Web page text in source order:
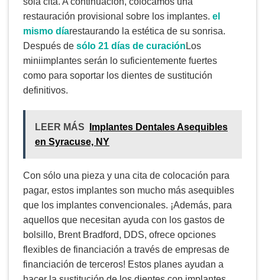
restauración provisional sobre los implantes. el
mismo díarestaurando la estética de su sonrisa.
Después de sólo 21 días de curación Los
miniimplantes serán lo suficientemente fuertes
como para soportar los dientes de sustitución
definitivos.
LEER MÁS
Implantes Dentales Asequibles
en Syracuse, NY
Con sólo una pieza y una cita de colocación para
pagar, estos implantes son mucho más asequibles
que los implantes convencionales. ¡Además, para
aquellos que necesitan ayuda con los gastos de
bolsillo, Brent Bradford, DDS, ofrece opciones
flexibles de financiación a través de empresas de
financiación de terceros! Estos planes ayudan a